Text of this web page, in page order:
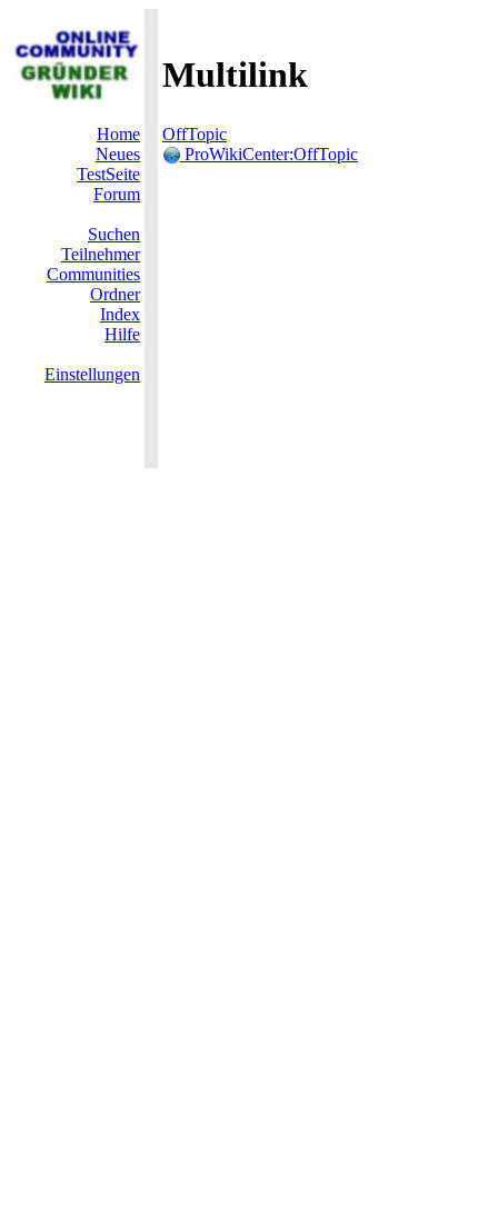
Multilink
Home
Neues
TestSeite
Forum
Suchen
Teilnehmer
Communities
Ordner
Index
Hilfe
Einstellungen
OffTopic
ProWikiCenter:OffTopic